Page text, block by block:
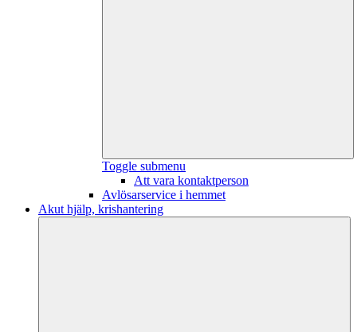
Toggle submenu
Att vara kontaktperson
Avlösarservice i hemmet
Akut hjälp, krishantering